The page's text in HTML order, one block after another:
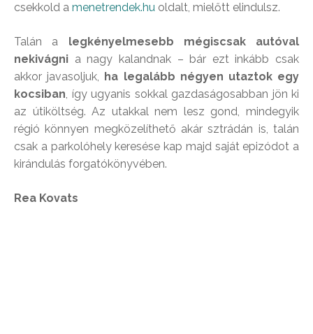
csekkold a menetrendek.hu oldalt, mielőtt elindulsz.
Talán a legkényelmesebb mégiscsak autóval
nekivágni a nagy kalandnak – bár ezt inkább csak
akkor javasoljuk, ha legalább négyen utaztok egy
kocsiban, így ugyanis sokkal gazdaságosabban jön ki
az útiköltség. Az utakkal nem lesz gond, mindegyik
régió könnyen megközelíthető akár sztrádán is, talán
csak a parkolóhely keresése kap majd saját epizódot a
kirándulás forgatókönyvében.
Rea Kovats